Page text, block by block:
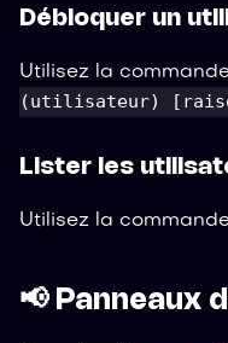
Débloquer un
Utilisez la
(utilisateur)
Lister les
Utilisez la
📢 Panneaux